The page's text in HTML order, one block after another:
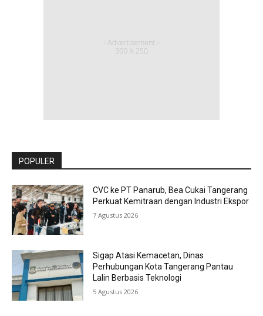
POPULER
CVC ke PT Panarub, Bea Cukai Tangerang
Perkuat Kemitraan dengan Industri Ekspor
7 Agustus 2026
Sigap Atasi Kemacetan, Dinas
Perhubungan Kota Tangerang Pantau
Lalin Berbasis Teknologi
5 Agustus 2026